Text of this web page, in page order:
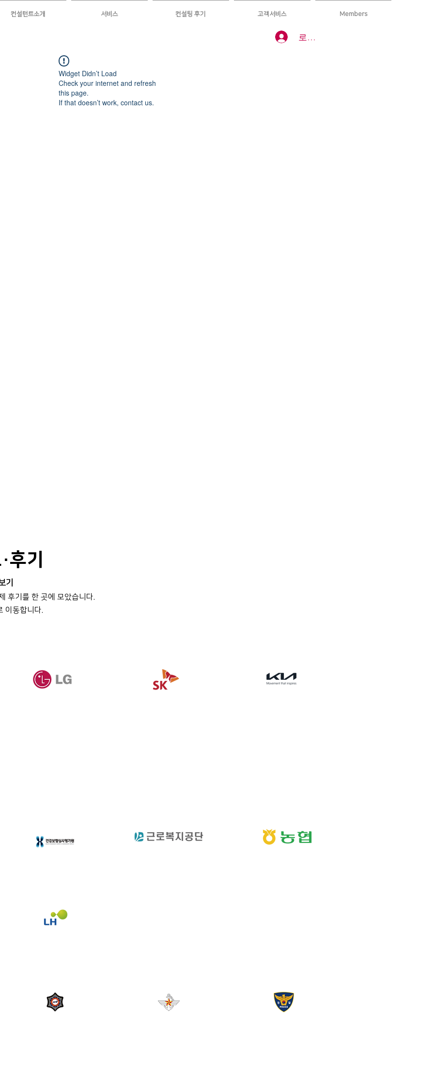
컨설턴트소개 서비스 컨설팅 후기 고객서비스 Members
로그인
Widget Didn’t Load
Check your internet and refresh
this page.
If that doesn’t work, contact us.
기
기
후기를 한 곳에 모았습니다.
이동합니다.